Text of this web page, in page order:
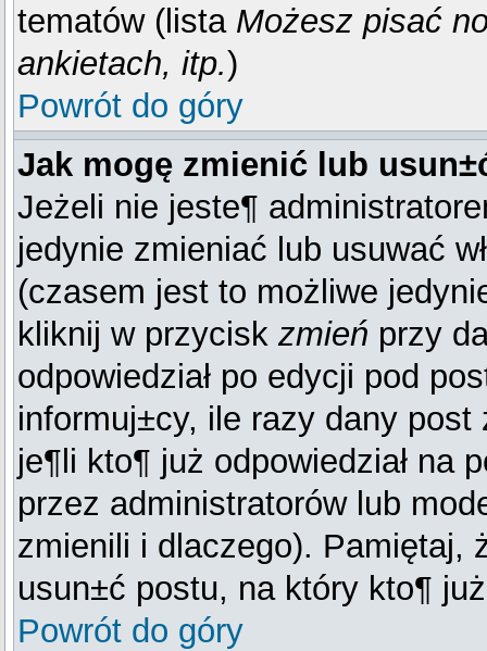
tematów (lista Możesz pisać
ankietach, itp.)
Powrót do góry
Jak mogę zmienić lub
Jeżeli nie jeste¶
jedynie zmieniać lub usuwać
(czasem jest to możliwe
kliknij w przycisk zmień przy
odpowiedział po edycji pod
informuj±cy, ile razy dany
je¶li kto¶ już odpowiedział na
przez administratorów lub
zmienili i dlaczego). Pamiętaj,
usun±ć postu, na który kto¶
Powrót do góry